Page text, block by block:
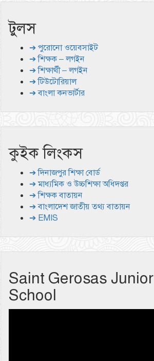
টুলস
➔ পুরোনো ওয়েবসাইট
➔ শিক্ষক – লগইন
➔ শিক্ষার্থী – লগইন
➔ টিউটোরিয়াল
➔ বাংলা কনভার্টার
কুইক লিংকস
➔ দিনাজপুর শিক্ষা বোর্ড
➔ মাধ্যমিক ও উচ্চশিক্ষা অধিদপ্তর
➔ শিক্ষক বাতায়ন
➔ বাংলাদেশ জাতীয় তথ্য বাতায়ন
➔ EMIS
Saint Gerosas Junior
School